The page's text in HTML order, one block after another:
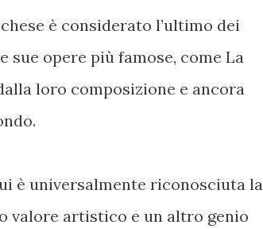
è considerato l’ultimo dei
sue opere più famose, come La
loro composizione e ancora
è universalmente riconosciuta la
valore artistico e un altro genio